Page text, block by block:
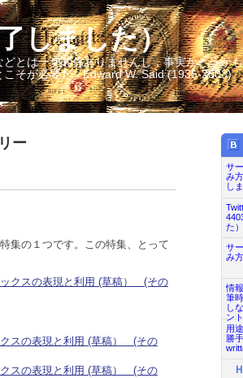
しました）
とは一切関係ありませんし，事実かどうか
そが必要だ - Edward W. Said (1935-2003)
ー
集の１つです。この特集、とって
クスの表現と利用 (草稿） (その
スの表現と利用 (草稿） (その
スの表現と利用 (草稿） (その
サ
み
し
た）
サ
み
情
筆
し
ント
用
勝